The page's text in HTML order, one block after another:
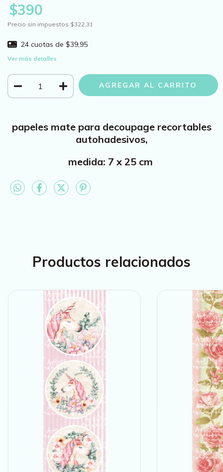
$390
Precio sin impuestos $322,31
24 cuotas de $39,95
Ver más detalles
papeles mate para decoupage recortables
autohadesivos,
medida: 7 x 25 cm
Productos relacionados